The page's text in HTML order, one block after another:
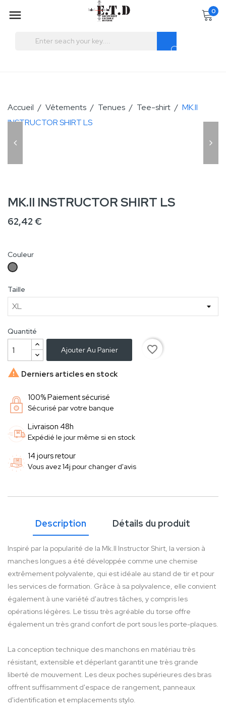
 0
Accueil Vêtements Tenues Tee-shirt
MK.II
INSTRUCTOR SHIRT LS
MK.II INSTRUCTOR SHIRT LS
62,42 €
Couleur
Solid
Rock
Taille
Quantité
Ajouter Au Panier
favorite_border
 Derniers articles en stock
100% Paiement sécurisé
Sécurisé par votre banque
Livraison 48h
Expédié le jour même si en stock
14 jours retour
Vous avez 14j pour changer d'avis
Description Détails du produit
Inspiré par la popularité de la Mk.II Instructor Shirt, la version à
manches longues a été développée comme une chemise
extrêmement polyvalente, qui est idéale au stand de tir et pour
les services de formation. Grâce à sa polyvalence, elle convient
également à une variété d'autres tâches, y compris les
opérations légères. Le tissu très agréable du torse offre
également un très grand confort de port sous les porte-plaques.
La conception technique des manchons en matériau très
résistant, extensible et déperlant garantit une très grande
liberté de mouvement. Les deux poches supérieures des bras
offrent suffisamment d'espace de rangement, panneaux
d'identification et emplacements stylo.